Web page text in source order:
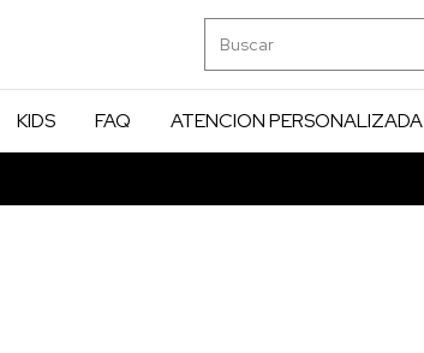
KIDS FAQ ATENCION PERSONALIZADA